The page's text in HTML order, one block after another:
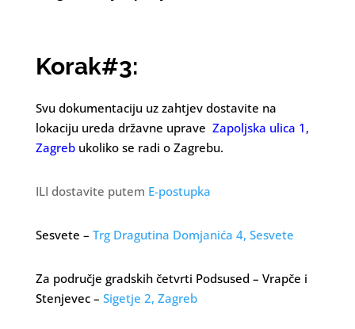
Korak#3:
Svu dokumentaciju uz zahtjev dostavite na
lokaciju ureda državne uprave Zapoljska ulica 1,
Zagreb ukoliko se radi o Zagrebu.
ILI dostavite putem E-postupka
Sesvete – Trg Dragutina Domjanića 4, Sesvete
Za područje gradskih četvrti Podsused – Vrapče i
Stenjevec – Sigetje 2, Zagreb